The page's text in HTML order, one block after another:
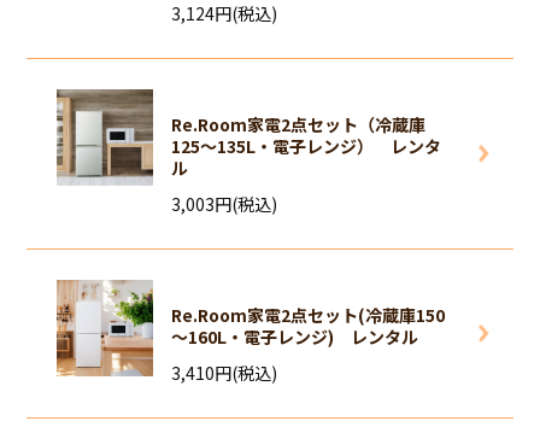
3,124円(税込)
Re.Room家電2点セット（冷蔵庫
125～135L・電子レンジ） レンタ
ル
3,003円(税込)
Re.Room家電2点セット(冷蔵庫150
～160L・電子レンジ) レンタル
3,410円(税込)